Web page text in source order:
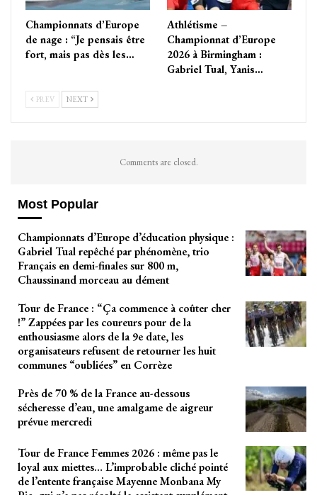
Championnats d’Europe
de nage : “Je pensais être
fort, mais pas dès les…
Athlétisme –
Championnat d’Europe
2026 à Birmingham :
Gabriel Tual, Yanis…
PREV NEXT
Comments are closed.
Most Popular
Championnats d’Europe d’éducation physique :
Gabriel Tual repêché par phénomène, trio
Français en demi-finales sur 800 m,
Chaussinand morceau au dément
Tour de France : “Ça commence à coûter cher
!” Zappées par les coureurs pour de la
enthousiasme alors de la 9e date, les
organisateurs refusent de retourner les huit
communes “oubliées” en Corrèze
Près de 70 % de la France au-dessous
sécheresse d’eau, une amalgame de aigreur
prévue mercredi
Tour de France Femmes 2026 : même pas le
loyal aux miettes… L’improbable cliché pointé
de l’entente française Mayenne Monbana My